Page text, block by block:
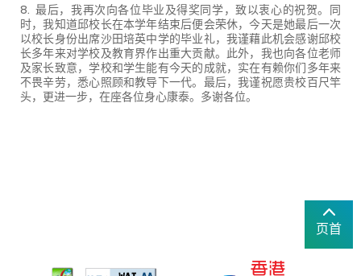
8. 最后，我再次向各位毕业及得奖同学，致以衷心的祝贺。同
时，我知道邱校长在本学年结束后便会荣休，今天是她最后一次
以校长身份出席沙田培英中学的毕业礼，我谨藉此机会感谢邱校
长多年来对学校及教育界作出重大贡献。此外，我也向各位老师
及家长致意，学校和学生能有今天的成就，实在有赖你们多年来
不畏辛劳，悉心照顾和教导下一代。最后，我谨祝愿贵校百尺竿
头，更进一步，在座各位身心康泰。多谢各位。
页首